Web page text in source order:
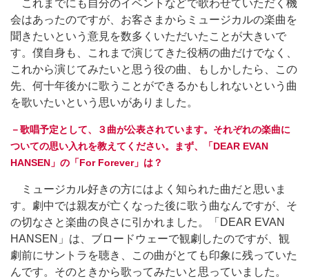
これまでにも自分のイベントなどで歌わせていただく機
会はあったのですが、お客さまからミュージカルの楽曲を
聞きたいという意見を数多くいただいたことが大きいで
す。僕自身も、これまで演じてきた役柄の曲だけでなく、
これから演じてみたいと思う役の曲、もしかしたら、この
先、何十年後かに歌うことができるかもしれないという曲
を歌いたいという思いがありました。
－歌唱予定として、３曲が公表されています。それぞれの楽曲に
ついての思い入れを教えてください。まず、「DEAR EVAN
HANSEN」の「For Forever」は？
ミュージカル好きの方にはよく知られた曲だと思いま
す。劇中では親友が亡くなった後に歌う曲なんですが、そ
の切なさと楽曲の良さに引かれました。「DEAR EVAN
HANSEN」は、ブロードウェーで観劇したのですが、観
劇前にサントラを聴き、この曲がとても印象に残っていた
んです。そのときから歌ってみたいと思っていました。